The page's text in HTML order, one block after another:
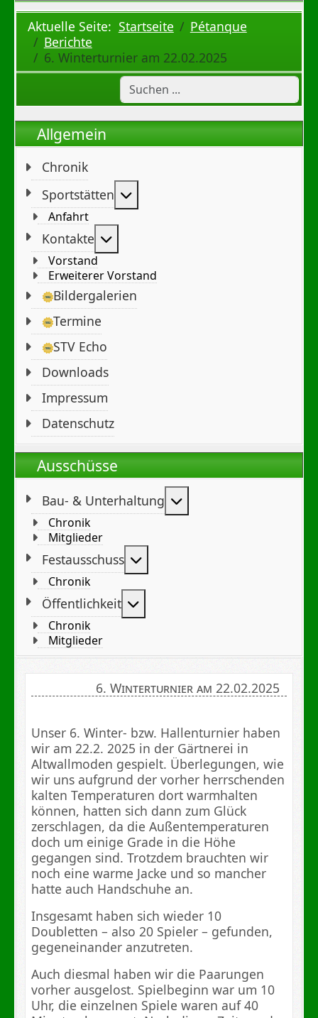
Aktuelle Seite: Startseite
Pétanque
Berichte
6. Winterturnier am 22.02.2025
Allgemein
Chronik
Sportstätten
Anfahrt
Kontakte
Vorstand
Erweiterer Vorstand
Bildergalerien
Termine
STV Echo
Downloads
Impressum
Datenschutz
Ausschüsse
Bau- & Unterhaltung
Chronik
Mitglieder
Festausschuss
Chronik
Öffentlichkeit
Chronik
Mitglieder
6. Winterturnier am 22.02.2025
Unser 6. Winter- bzw. Hallenturnier haben
wir am 22.2. 2025 in der Gärtnerei in
Altwallmoden gespielt. Überlegungen, wie
wir uns aufgrund der vorher herrschenden
kalten Temperaturen dort warmhalten
können, hatten sich dann zum Glück
zerschlagen, da die Außentemperaturen
doch um einige Grade in die Höhe
gegangen sind. Trotzdem brauchten wir
noch eine warme Jacke und so mancher
hatte auch Handschuhe an.
Insgesamt haben sich wieder 10
Doubletten – also 20 Spieler – gefunden,
gegeneinander anzutreten.
Auch diesmal haben wir die Paarungen
vorher ausgelost. Spielbeginn war um 10
Uhr, die einzelnen Spiele waren auf 40